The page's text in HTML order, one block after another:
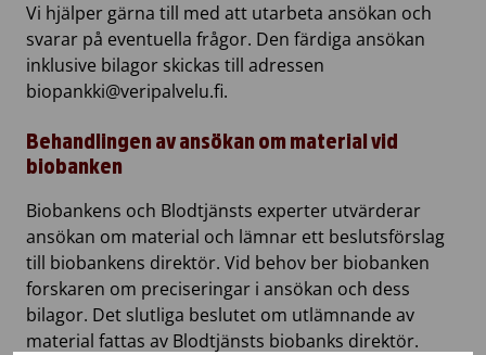
Vi hjälper gärna till med att utarbeta ansökan och
svarar på eventuella frågor. Den färdiga ansökan
inklusive bilagor skickas till adressen
biopankki@veripalvelu.fi.
Behandlingen av ansökan om material vid
biobanken
Biobankens och Blodtjänsts experter utvärderar
ansökan om material och lämnar ett beslutsförslag
till biobankens direktör. Vid behov ber biobanken
forskaren om preciseringar i ansökan och dess
bilagor. Det slutliga beslutet om utlämnande av
material fattas av Blodtjänsts biobanks direktör.